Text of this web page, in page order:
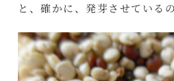
と、確かに、発芽させている